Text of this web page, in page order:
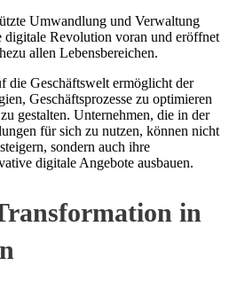
Umwandlung und Verwaltung
digitale Revolution voran und eröffnet
allen Lebensbereichen.
die Geschäftswelt ermöglicht der
Geschäftsprozesse zu optimieren
gestalten. Unternehmen, die in der
für sich zu nutzen, können nicht
sondern auch ihre
digitale Angebote ausbauen.
in